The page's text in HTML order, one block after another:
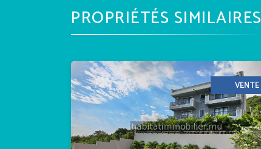
PROPRIÉTÉS SIMILAIRES
VENTE